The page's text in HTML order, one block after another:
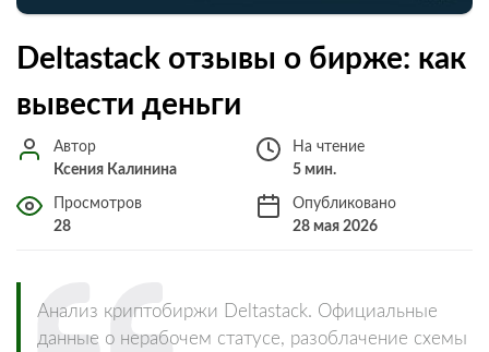
Deltastack отзывы о бирже: как
вывести деньги
Автор
Ксения Калинина
На чтение
5 мин.
Просмотров
28
Опубликовано
28 мая 2026
Анализ криптобиржи Deltastack. Официальные
данные о нерабочем статусе, разоблачение схемы